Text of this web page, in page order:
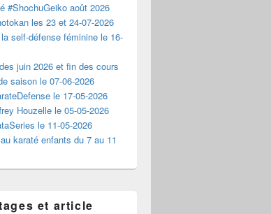
#ShochuGeiko août 2026
les 23 et 24-07-2026
self-défense féminine le 16-
juin 2026 et fin des cours
saison le 07-06-2026
le 17-05-2026
Houzelle le 05-05-2026
le 11-05-2026
karaté enfants du 7 au 11
et article